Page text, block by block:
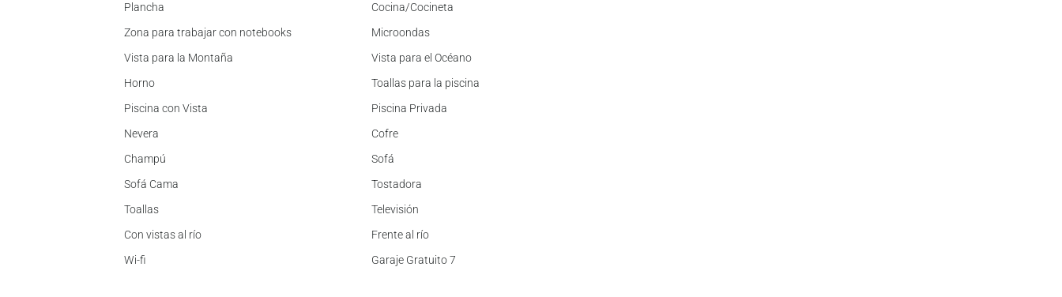
Plancha
Cocina/Cocineta
Zona para trabajar con notebooks
Microondas
Vista para la Montaña
Vista para el Océano
Horno
Toallas para la piscina
Piscina con Vista
Piscina Privada
Nevera
Cofre
Champú
Sofá
Sofá Cama
Tostadora
Toallas
Televisión
Con vistas al río
Frente al río
Wi-fi
Garaje Gratuito 7